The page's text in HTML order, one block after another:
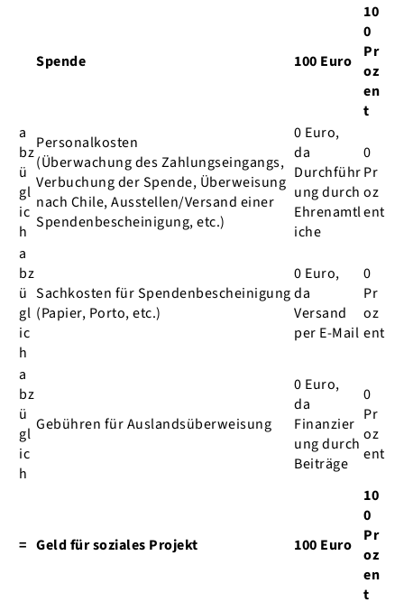
Spende 100 Euro
10
0
Pr
oz
en
t
a
bz
ü
gl
ic
h
Personalkosten
(Überwachung des Zahlungseingangs,
Verbuchung der Spende, Überweisung
nach Chile, Ausstellen/Versand einer
Spendenbescheinigung, etc.)
0 Euro,
da
Durchführ
ung durch
Ehrenamtl
iche
0
Pr
oz
ent
a
bz
ü
gl
ic
h
Sachkosten für Spendenbescheinigung
(Papier, Porto, etc.)
0 Euro,
da
Versand
per E-Mail
0
Pr
oz
ent
a
bz
ü
gl
ic
h
Gebühren für Auslandsüberweisung
0 Euro,
da
Finanzier
ung durch
Beiträge
0
Pr
oz
ent
= Geld für soziales Projekt 100 Euro
10
0
Pr
oz
en
t